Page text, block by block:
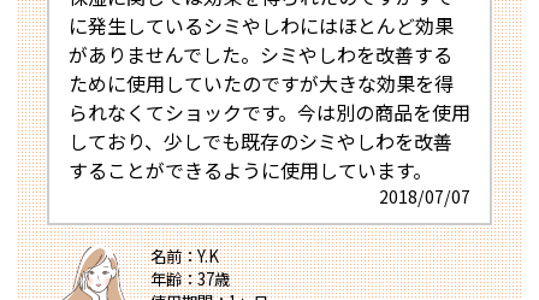
に発生しているシミやしわにはほとんど効果
がありませんでした。シミやしわを改善する
ために使用していたのですが大きな効果を得
られなくてショックです。今は別の商品を使用
しており、少しでも既存のシミやしわを改善
することができるように使用しています。
2018/07/07
名前：Y.K
年齢：37歳